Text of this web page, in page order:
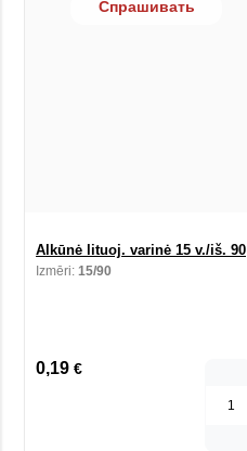
Спрашивать
Alkūnė lituoj. varinė 15 v./iš. 90
Izmēri: 15/90
0,19 €